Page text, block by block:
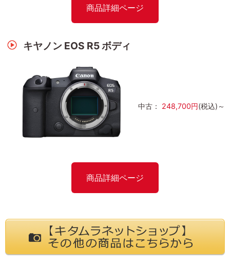
商品詳細ページ
キヤノン EOS R5 ボディ
中古： 248,700円(税込)～
商品詳細ページ